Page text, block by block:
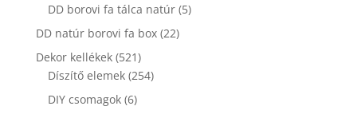
DD borovi fa tálca natúr 55
DD natúr borovi fa box 2222
Dekor kellékek 521521
termék
Díszítő elemek 254254
DIY csomagok 66